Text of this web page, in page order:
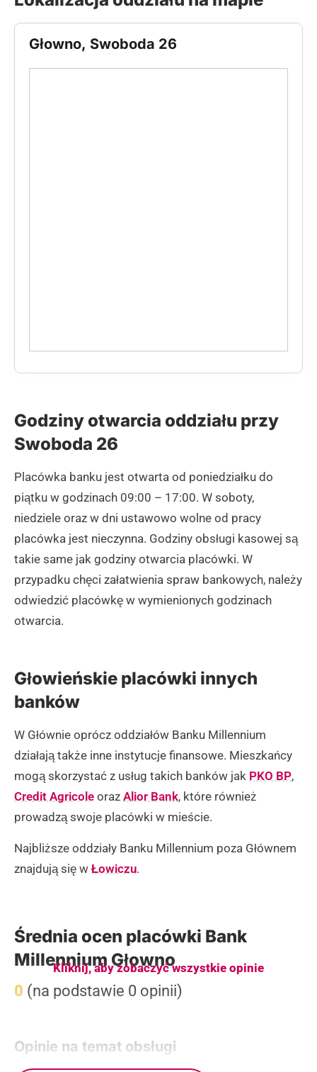
Głowno, Swoboda 26
Godziny otwarcia oddziału przy
Swoboda 26
Placówka banku jest otwarta od poniedziałku do
piątku w godzinach 09:00 – 17:00. W soboty,
niedziele oraz w dni ustawowo wolne od pracy
placówka jest nieczynna. Godziny obsługi kasowej są
takie same jak godziny otwarcia placówki. W
przypadku chęci załatwienia spraw bankowych, należy
odwiedzić placówkę w wymienionych godzinach
otwarcia.
Głowieńskie placówki innych
banków
W Głównie oprócz oddziałów Banku Millennium
działają także inne instytucje finansowe. Mieszkańcy
mogą skorzystać z usług takich banków jak PKO BP,
Credit Agricole oraz Alior Bank, które również
prowadzą swoje placówki w mieście.
Najbliższe oddziały Banku Millennium poza Głównem
znajdują się w Łowiczu.
Średnia ocen placówki Bank
Millennium Głowno
0 (na podstawie 0 opinii)
Opinie na temat obsługi
Kliknij, aby zobaczyć wszystkie opinie